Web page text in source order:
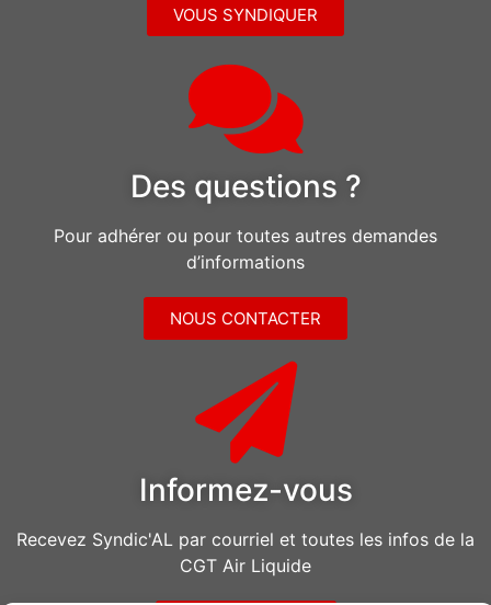
VOUS SYNDIQUER
Des questions ?
Pour adhérer ou pour toutes autres demandes
d’informations
NOUS CONTACTER
Informez-vous
Recevez Syndic'AL par courriel et toutes les infos de la
CGT Air Liquide